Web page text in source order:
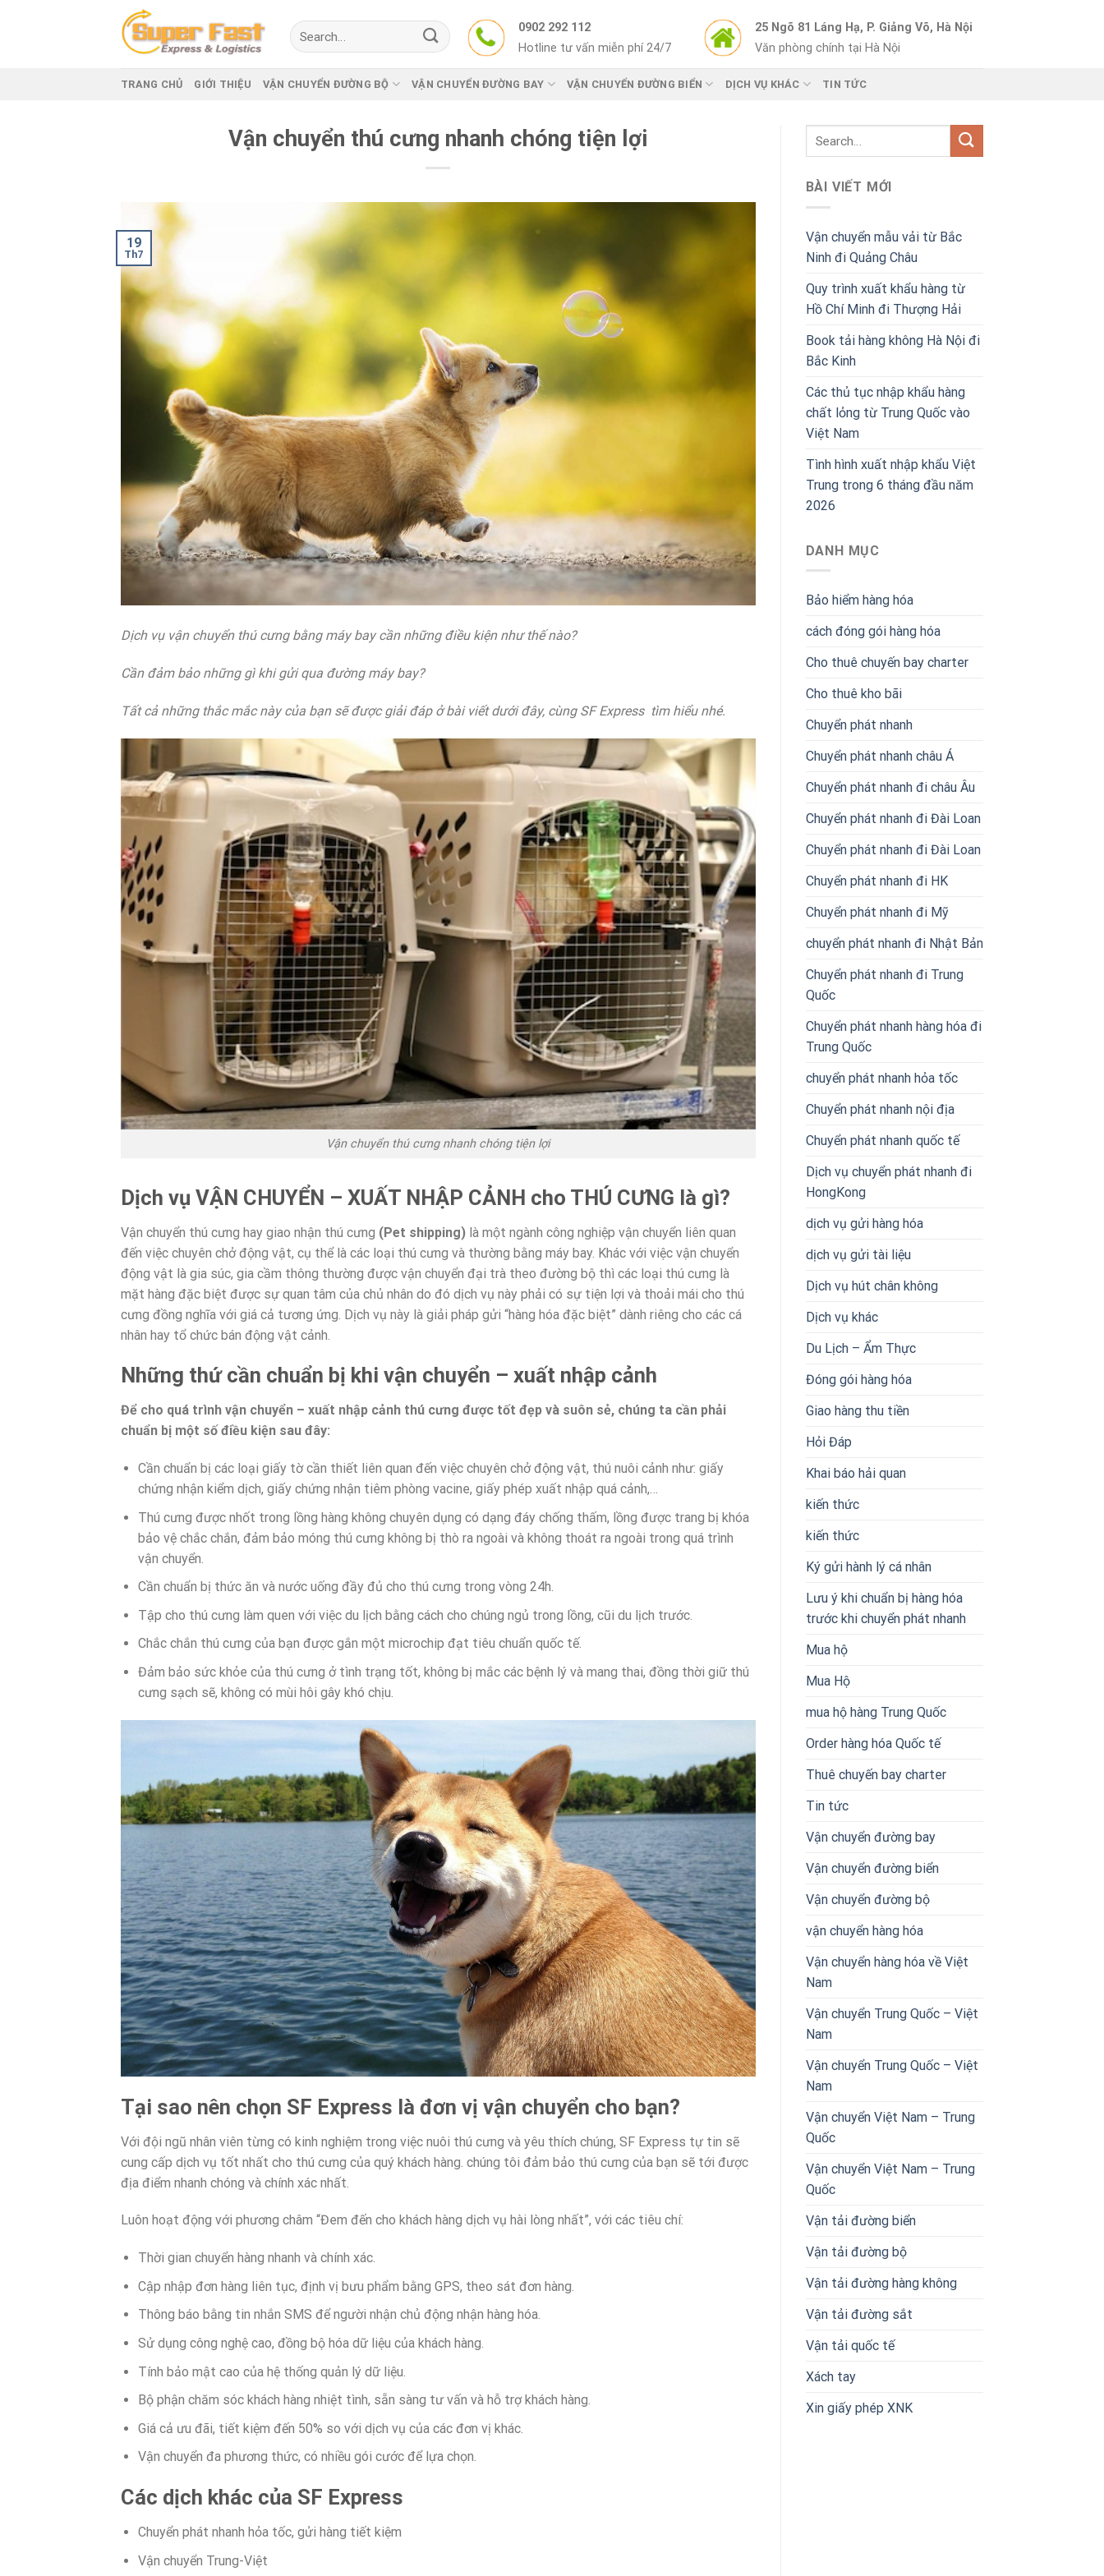
0902 292 112
Hotline tư vấn miễn phí 24/7
25 Ngõ 81 Láng Hạ, P. Giảng Võ, Hà Nội
Văn phòng chính tại Hà Nội
TRANG CHỦ GIỚI THIỆU VẬN CHUYỂN ĐƯỜNG BỘ VẬN CHUYỂN ĐƯỜNG BAY VẬN CHUYỂN ĐƯỜNG BIỂN DỊCH VỤ KHÁC TIN TỨC
Vận chuyển thú cưng nhanh chóng tiện lợi
19
Th7
Dịch vụ vận chuyển thú cưng bằng máy bay cần những điều kiện như thế nào?
Cần đảm bảo những gì khi gửi qua đường máy bay?
Tất cả những thắc mắc này của bạn sẽ được giải đáp ở bài viết dưới đây, cùng SF Express tìm hiểu nhé.
Vận chuyển thú cưng nhanh chóng tiện lợi
Dịch vụ VẬN CHUYỂN – XUẤT NHẬP CẢNH cho THÚ CƯNG là gì?
Vận chuyển thú cưng hay giao nhận thú cưng (Pet shipping) là một ngành công nghiệp vận chuyển liên quan
đến việc chuyên chở động vật, cụ thể là các loại thú cưng và thường bằng máy bay. Khác với việc vận chuyển
động vật là gia súc, gia cầm thông thường được vận chuyển đại trà theo đường bộ thì các loại thú cưng là
mặt hàng đặc biệt được sự quan tâm của chủ nhân do đó dịch vụ này phải có sự tiện lợi và thoải mái cho thú
cưng đồng nghĩa với giá cả tương ứng. Dịch vụ này là giải pháp gửi “hàng hóa đặc biệt” dành riêng cho các cá
nhân hay tổ chức bán động vật cảnh.
Những thứ cần chuẩn bị khi vận chuyển – xuất nhập cảnh
Để cho quá trình vận chuyển – xuất nhập cảnh thú cưng được tốt đẹp và suôn sẻ, chúng ta cần phải
chuẩn bị một số điều kiện sau đây:
Cần chuẩn bị các loại giấy tờ cần thiết liên quan đến việc chuyên chở động vật, thú nuôi cảnh như: giấy
chứng nhận kiểm dịch, giấy chứng nhận tiêm phòng vacine, giấy phép xuất nhập quá cảnh,…
Thú cưng được nhốt trong lồng hàng không chuyên dụng có dạng đáy chống thấm, lồng được trang bị khóa
bảo vệ chắc chắn, đảm bảo móng thú cưng không bị thò ra ngoài và không thoát ra ngoài trong quá trình
vận chuyển.
Cần chuẩn bị thức ăn và nước uống đầy đủ cho thú cưng trong vòng 24h.
Tập cho thú cưng làm quen với việc du lịch bằng cách cho chúng ngủ trong lồng, cũi du lịch trước.
Chắc chắn thú cưng của bạn được gắn một microchip đạt tiêu chuẩn quốc tế.
Đảm bảo sức khỏe của thú cưng ở tình trạng tốt, không bị mắc các bệnh lý và mang thai, đồng thời giữ thú
cưng sạch sẽ, không có mùi hôi gây khó chịu.
Tại sao nên chọn SF Express là đơn vị vận chuyển cho bạn?
Với đội ngũ nhân viên từng có kinh nghiệm trong việc nuôi thú cưng và yêu thích chúng, SF Express tự tin sẽ
cung cấp dịch vụ tốt nhất cho thú cưng của quý khách hàng. chúng tôi đảm bảo thú cưng của bạn sẽ tới được
địa điểm nhanh chóng và chính xác nhất.
Luôn hoạt động với phương châm “Đem đến cho khách hàng dịch vụ hài lòng nhất”, với các tiêu chí:
Thời gian chuyển hàng nhanh và chính xác.
Cập nhập đơn hàng liên tục, định vị bưu phẩm bằng GPS, theo sát đơn hàng.
Thông báo bằng tin nhắn SMS để người nhận chủ động nhận hàng hóa.
Sử dụng công nghệ cao, đồng bộ hóa dữ liệu của khách hàng.
Tính bảo mật cao của hệ thống quản lý dữ liệu.
Bộ phận chăm sóc khách hàng nhiệt tình, sẵn sàng tư vấn và hỗ trợ khách hàng.
Giá cả ưu đãi, tiết kiệm đến 50% so với dịch vụ của các đơn vị khác.
Vận chuyển đa phương thức, có nhiều gói cước để lựa chọn.
Các dịch khác của SF Express
Chuyển phát nhanh hỏa tốc, gửi hàng tiết kiệm
Vận chuyển Trung-Việt
BÀI VIẾT MỚI
Vận chuyển mẫu vải từ Bắc
Ninh đi Quảng Châu
Quy trình xuất khẩu hàng từ
Hồ Chí Minh đi Thượng Hải
Book tải hàng không Hà Nội đi
Bắc Kinh
Các thủ tục nhập khẩu hàng
chất lỏng từ Trung Quốc vào
Việt Nam
Tình hình xuất nhập khẩu Việt
Trung trong 6 tháng đầu năm
2026
DANH MỤC
Bảo hiểm hàng hóa
cách đóng gói hàng hóa
Cho thuê chuyến bay charter
Cho thuê kho bãi
Chuyển phát nhanh
Chuyển phát nhanh châu Á
Chuyển phát nhanh đi châu Âu
Chuyển phát nhanh đi Đài Loan
Chuyển phát nhanh đi Đài Loan
Chuyển phát nhanh đi HK
Chuyển phát nhanh đi Mỹ
chuyển phát nhanh đi Nhật Bản
Chuyển phát nhanh đi Trung
Quốc
Chuyển phát nhanh hàng hóa đi
Trung Quốc
chuyển phát nhanh hỏa tốc
Chuyển phát nhanh nội địa
Chuyển phát nhanh quốc tế
Dịch vụ chuyển phát nhanh đi
HongKong
dịch vụ gửi hàng hóa
dịch vụ gửi tài liệu
Dịch vụ hút chân không
Dịch vụ khác
Du Lịch – Ẩm Thực
Đóng gói hàng hóa
Giao hàng thu tiền
Hỏi Đáp
Khai báo hải quan
kiến thức
kiến thức
Ký gửi hành lý cá nhân
Lưu ý khi chuẩn bị hàng hóa
trước khi chuyển phát nhanh
Mua hộ
Mua Hộ
mua hộ hàng Trung Quốc
Order hàng hóa Quốc tế
Thuê chuyến bay charter
Tin tức
Vận chuyển đường bay
Vận chuyển đường biển
Vận chuyển đường bộ
vận chuyển hàng hóa
Vận chuyển hàng hóa về Việt
Nam
Vận chuyển Trung Quốc – Việt
Nam
Vận chuyển Trung Quốc – Việt
Nam
Vận chuyển Việt Nam – Trung
Quốc
Vận chuyển Việt Nam – Trung
Quốc
Vận tải đường biển
Vận tải đường bộ
Vận tải đường hàng không
Vận tải đường sắt
Vận tải quốc tế
Xách tay
Xin giấy phép XNK